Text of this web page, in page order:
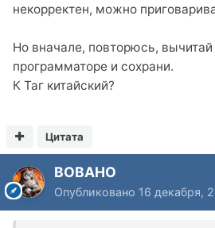
некорректен, можно
Но вначале, повторюсь,
программаторе и сохрани.
К Таг китайский?
Цитата
BOBAHO
Опубликовано 16 декабря,